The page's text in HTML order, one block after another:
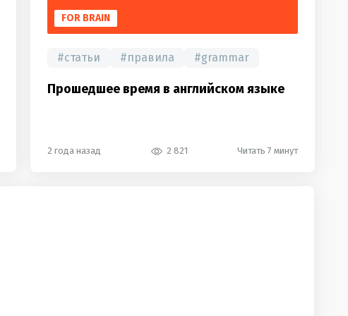
FOR BRAIN
#статьи #правила #grammar
Прошедшее время в английском языке
2 года назад 2 821 Читать 7 минут